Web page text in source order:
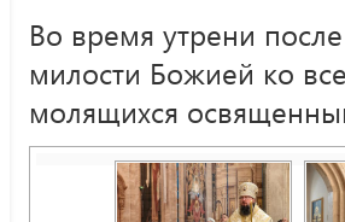
Во время утрени
милости Божией ко
молящихся